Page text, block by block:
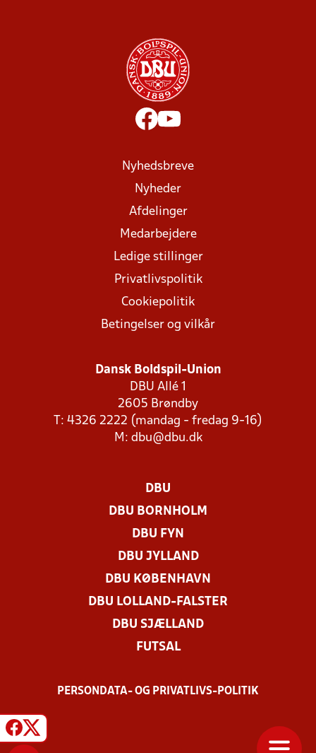
Nyhedsbreve
Nyheder
Afdelinger
Medarbejdere
Ledige stillinger
Privatlivspolitik
Cookiepolitik
Betingelser og vilkår
Dansk Boldspil-Union
DBU Allé 1
2605 Brøndby
T: 4326 2222 (mandag - fredag 9-16)
M: dbu@dbu.dk
DBU
DBU BORNHOLM
DBU FYN
DBU JYLLAND
DBU KØBENHAVN
DBU LOLLAND-FALSTER
DBU SJÆLLAND
FUTSAL
PERSONDATA- OG PRIVATLIVS-POLITIK